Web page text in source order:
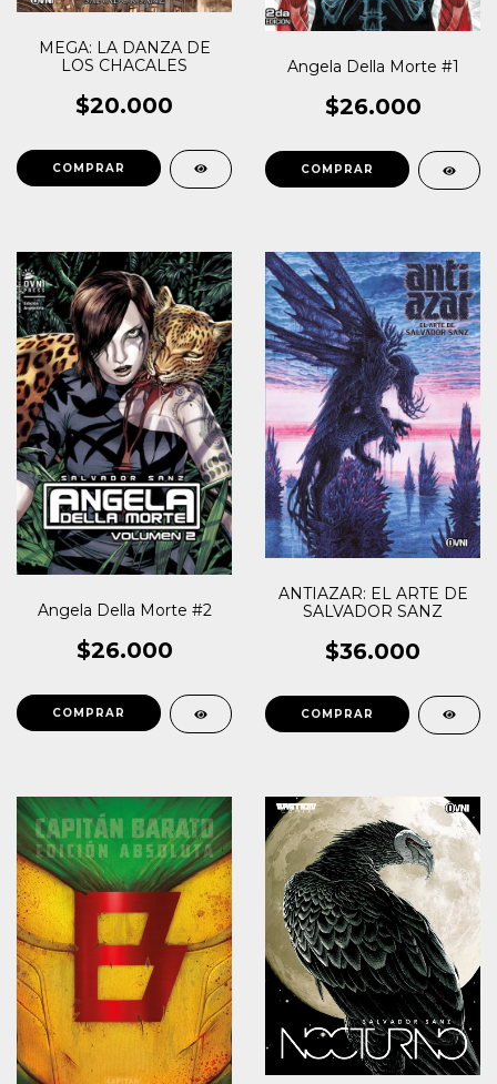
MEGA: LA DANZA DE
LOS CHACALES
$20.000
Angela Della Morte #1
$26.000
Angela Della Morte #2
$26.000
ANTIAZAR: EL ARTE DE
SALVADOR SANZ
$36.000